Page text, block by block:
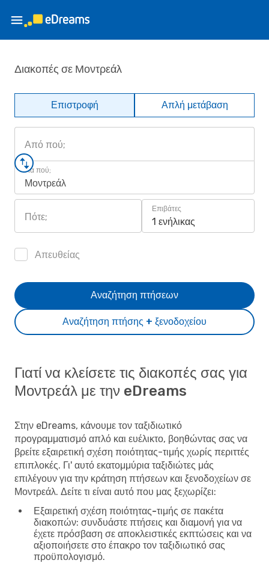
Διακοπές σε Μοντρεάλ
Επιστροφή Απλή μετάβαση
Από πού;
Για πού;
Μοντρεάλ
Πότε;
Επιβάτες
1 ενήλικας
Απευθείας
Αναζήτηση πτήσης + ξενοδοχείου
Αναζήτηση πτήσεων
Γιατί να κλείσετε τις διακοπές σας για
Μοντρεάλ με την eDreams
Στην eDreams, κάνουμε τον ταξιδιωτικό
προγραμματισμό απλό και ευέλικτο, βοηθώντας σας να
βρείτε εξαιρετική σχέση ποιότητας-τιμής χωρίς περιττές
επιπλοκές. Γι' αυτό εκατομμύρια ταξιδιώτες μάς
επιλέγουν για την κράτηση πτήσεων και ξενοδοχείων σε
Μοντρεάλ. Δείτε τι είναι αυτό που μας ξεχωρίζει:
Εξαιρετική σχέση ποιότητας-τιμής σε πακέτα
διακοπών: συνδυάστε πτήσεις και διαμονή για να
έχετε πρόσβαση σε αποκλειστικές εκπτώσεις και να
αξιοποιήσετε στο έπακρο τον ταξιδιωτικό σας
προϋπολογισμό.